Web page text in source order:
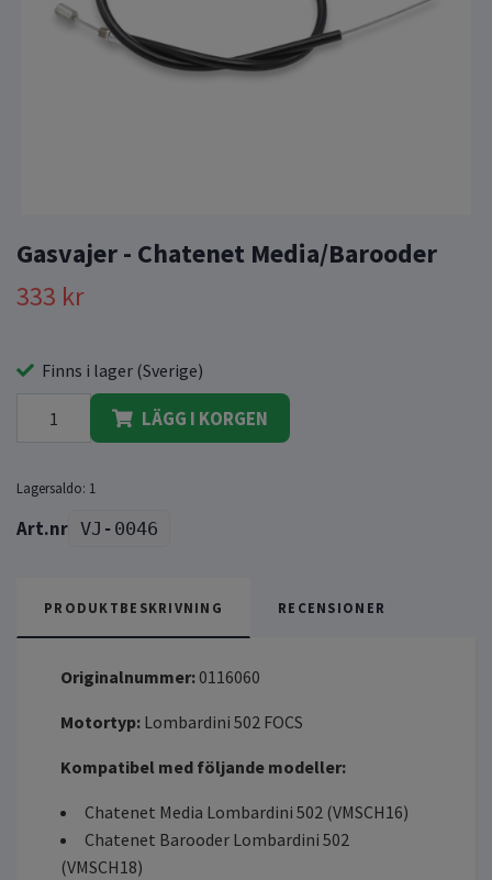
Gasvajer - Chatenet Media/Barooder
333 kr
Finns i lager (Sverige)
LÄGG I KORGEN
Lagersaldo: 1
VJ-0046
PRODUKTBESKRIVNING RECENSIONER
Originalnummer:0116060
Motortyp: Lombardini 502 FOCS
Kompatibel med följande modeller:
Chatenet Media Lombardini 502 (VMSCH16)
Chatenet Barooder Lombardini 502
(VMSCH18)